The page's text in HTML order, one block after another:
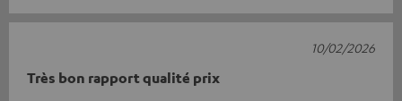
Très bon rapport qualité prix
10/02/2026